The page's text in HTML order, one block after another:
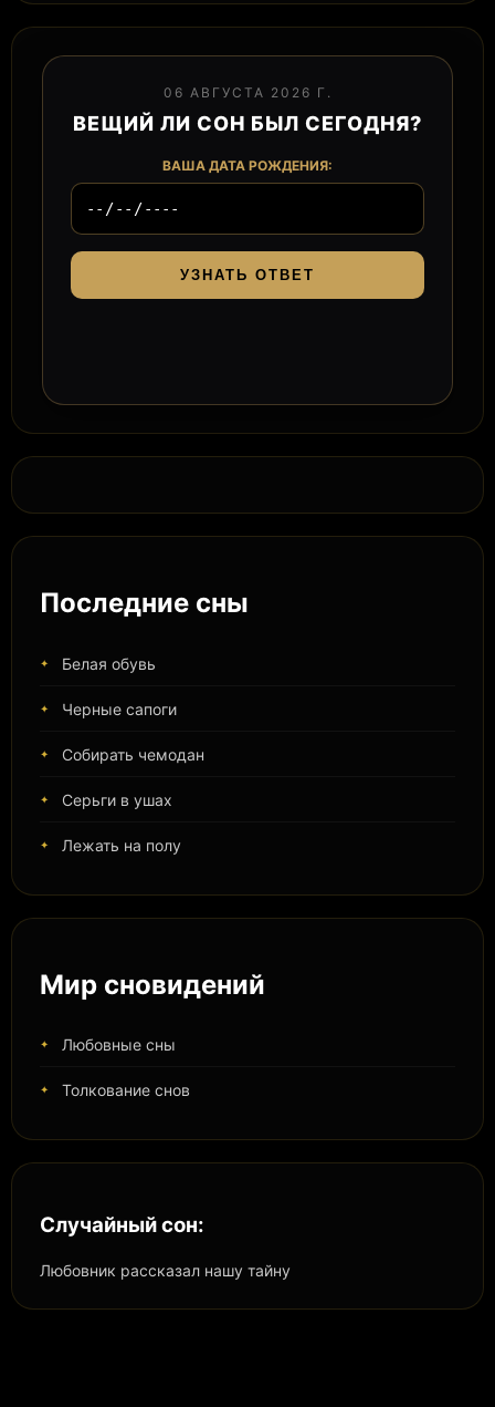
06 АВГУСТА 2026 Г.
ВЕЩИЙ ЛИ СОН БЫЛ СЕГОДНЯ?
ВАША ДАТА РОЖДЕНИЯ:
УЗНАТЬ ОТВЕТ
Последние сны
Белая обувь
Черные сапоги
Собирать чемодан
Серьги в ушах
Лежать на полу
Мир сновидений
Любовные сны
Толкование снов
Случайный сон:
Любовник рассказал нашу тайну